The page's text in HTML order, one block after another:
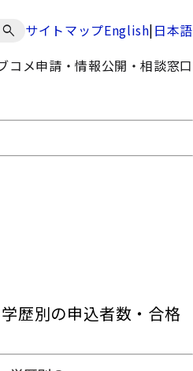
サイトマップEnglish|日本語
コメ申請・情報公開・相談窓口
歴別の申込者数・合格